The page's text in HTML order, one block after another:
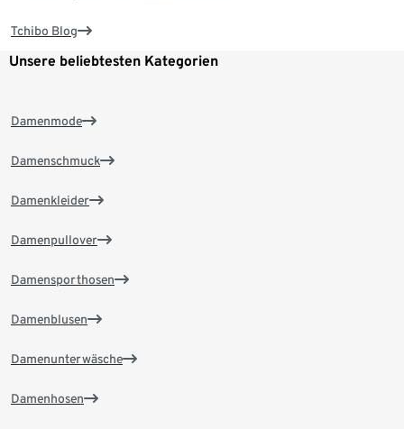
Tchibo Blog
Unsere beliebtesten Kategorien
Damenmode
Damenschmuck
Damenkleider
Damenpullover
Damensporthosen
Damenblusen
Damenunterwäsche
Damenhosen